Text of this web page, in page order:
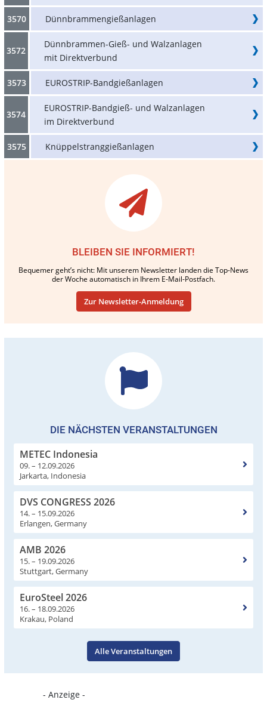
3570 Dünnbrammengießanlagen
3572
Dünnbrammen-Gieß- und Walzanlagen
mit Direktverbund
3573 EUROSTRIP-Bandgießanlagen
3574
EUROSTRIP-Bandgieß- und Walzanlagen
im Direktverbund
3575 Knüppelstranggießanlagen
BLEIBEN SIE INFORMIERT!
Bequemer geht’s nicht: Mit unserem Newsletter landen die Top-News
der Woche automatisch in Ihrem E-Mail-Postfach.
Zur Newsletter-Anmeldung
DIE NÄCHSTEN VERANSTALTUNGEN
METEC Indonesia
09. – 12.09.2026
Jarkarta, Indonesia
DVS CONGRESS 2026
14. – 15.09.2026
Erlangen, Germany
AMB 2026
15. – 19.09.2026
Stuttgart, Germany
EuroSteel 2026
16. – 18.09.2026
Krakau, Poland
Alle Veranstaltungen
- Anzeige -